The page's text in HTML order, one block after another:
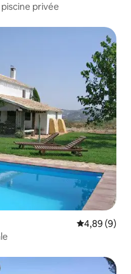
privée
Évaluation
4,89 (9)